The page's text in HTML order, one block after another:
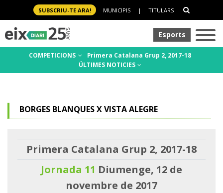
SUBSCRIU-TE ARA! MUNICIPIS | TITULARS
Esports
COMPETICIONS
Primera Catalana Grup 2, 2017-18
ÚLTIMES NOTICIES
BORGES BLANQUES X VISTA ALEGRE
Primera Catalana Grup 2, 2017-18
Jornada 11 Diumenge, 12 de
novembre de 2017